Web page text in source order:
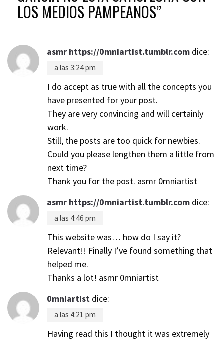
LOS MEDIOS PAMPEANOS”
asmr https://0mniartist.tumblr.com dice:
a las 3:24 pm
I do accept as true with all the concepts you
have presented for your post.
They are very convincing and will certainly
work.
Still, the posts are too quick for newbies.
Could you please lengthen them a little from
next time?
Thank you for the post. asmr 0mniartist
asmr https://0mniartist.tumblr.com dice:
a las 4:46 pm
This website was… how do I say it?
Relevant!! Finally I’ve found something that
helped me.
Thanks a lot! asmr 0mniartist
0mniartist dice:
a las 4:21 pm
Having read this I thought it was extremely